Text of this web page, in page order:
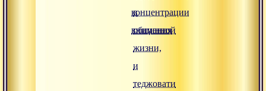
концентрации
внимания
в
общинной
жизни,
и
теджовати